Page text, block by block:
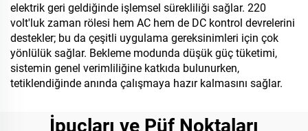
elektrik geri geldiğinde işlemsel sürekliliği sağlar. 220
volt'luk zaman rölesi hem AC hem de DC kontrol devrelerini
destekler; bu da çeşitli uygulama gereksinimleri için çok
yönlülük sağlar. Bekleme modunda düşük güç tüketimi,
sistemin genel verimliliğine katkıda bulunurken,
tetiklendiğinde anında çalışmaya hazır kalmasını sağlar.
İpuçları ve Püf Noktaları